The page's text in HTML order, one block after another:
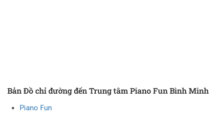
Bản Đồ chỉ đường đến Trung tâm Piano Fun Bình Minh
Piano Fun